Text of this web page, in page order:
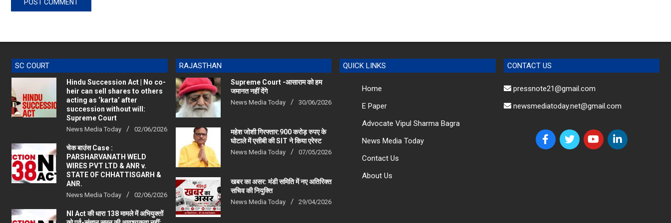
SC COURT
Hindu Succession Act | No co-
heir can sell shares to others
acting as ‘karta’ after
succession without will:
Supreme Court
News Media Today 02/06/2026
चेक बाउंस Case :
PARSHARVANATH WELD
WIRES PVT LTD & ANR v.
STATE OF CHHATTISGARH &
ANR.
News Media Today 02/06/2026
NI Act की धारा 138 मामले में अभियुक्तों
RAJASTHAN
Supreme Court -आसाराम को हम
जमानत नहीं देंगे
News Media Today 30/06/2026
महेश जोशी गिरफ्तार:900 करोड़ रुपए के
घोटाले में एसीबी की SIT ने किया एरेस्‍ट
News Media Today 07/05/2026
खबर का असर: मंडी समिति में नए अतिरिक्त
सचिव की नियुक्ति
News Media Today 29/04/2026
QUICK LINKS
Home
E Paper
Advocate Vipul Sharma Bagra
News Media Today
Contact Us
About Us
CONTACT US
pressnote21@gmail.com
newsmediatoday.net@gmail.com